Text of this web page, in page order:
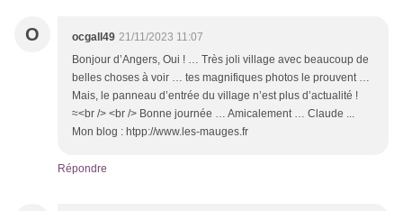
O ocgall49 21/11/2023 11:07
Bonjour d’Angers, Oui ! … Très joli village avec beaucoup de
belles choses à voir … tes magnifiques photos le prouvent …
Mais, le panneau d’entrée du village n’est plus d’actualité !
≈<br /> <br /> Bonne journée … Amicalement … Claude ...
Mon blog : htpp://www.les-mauges.fr
Répondre